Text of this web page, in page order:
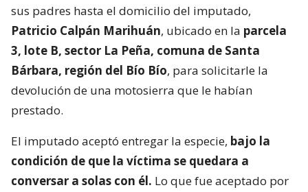
sus padres hasta el domicilio del imputado,
Patricio Calpán Marihuán, ubicado en la parcela
3, lote B, sector La Peña, comuna de Santa
Bárbara, región del Bío Bío, para solicitarle la
devolución de una motosierra que le habían
prestado.
El imputado aceptó entregar la especie, bajo la
condición de que la víctima se quedara a
conversar a solas con él. Lo que fue aceptado por